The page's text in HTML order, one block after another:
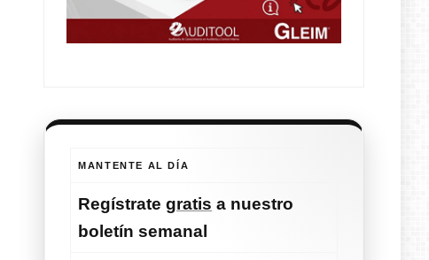
MANTENTE AL DÍA
Regístrategratis a nuestro
boletín semanal